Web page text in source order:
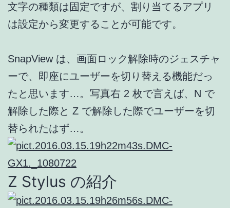
文字の種類は固定ですが、割り当てるアプリ
は設定から変更することが可能です。
SnapView は、画面ロック解除時のジェスチャ
ーで、即座にユーザーを切り替える機能だっ
たと思います…。写真右 2 枚で言えば、N で
解除した際と Z で解除した際でユーザーを切
替られたはず…。
Z Stylus の紹介